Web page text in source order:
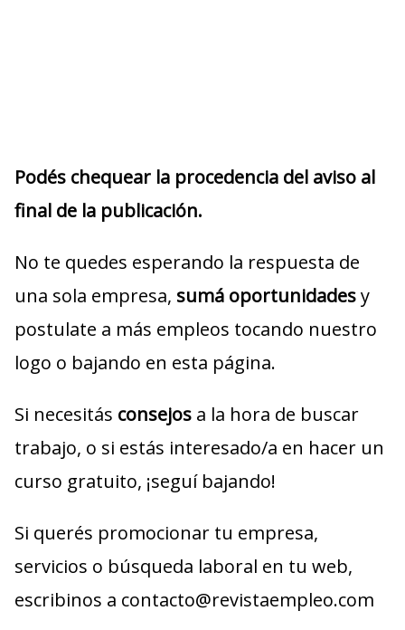
Podés chequear la procedencia del aviso al
final de la publicación.
No te quedes esperando la respuesta de
una sola empresa, sumá oportunidadesy
postulate a más empleos tocando nuestro
logo o bajando en esta página.
Si necesitás consejos a la hora de buscar
trabajo, o si estás interesado/a en hacer un
curso gratuito, ¡seguí bajando!
Si querés promocionar tu empresa,
servicios o búsqueda laboral en tu web,
escribinos a contacto@revistaempleo.com